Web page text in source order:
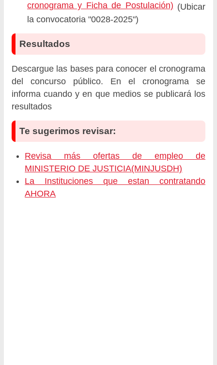
cronograma y Ficha de Postulación)(Ubicar
la convocatoria "0028-2025")
Resultados
Descargue las bases para conocer el cronograma
del concurso público. En el cronograma se
informa cuando y en que medios se publicará los
resultados
Te sugerimos revisar:
Revisa más ofertas de empleo de
MINISTERIO DE JUSTICIA(MINJUSDH)
La Instituciones que estan contratando
AHORA